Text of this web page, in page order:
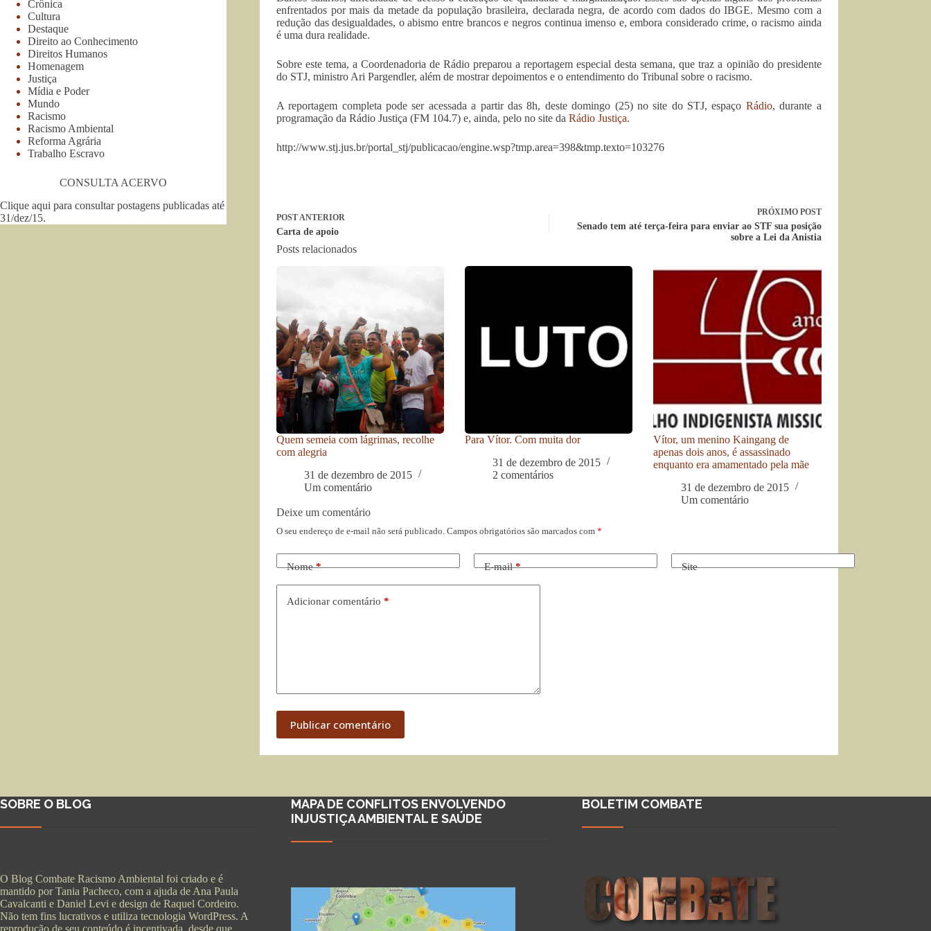
enfrentados por mais da metade da população brasileira, declarada negra, de acordo com dados do IBGE. Mesmo com a
redução das desigualdades, o abismo entre brancos e negros continua imenso e, embora considerado crime, o racismo ainda
é uma dura realidade.
Sobre este tema, a Coordenadoria de Rádio preparou a reportagem especial desta semana, que traz a opinião do presidente
do STJ, ministro Ari Pargendler, além de mostrar depoimentos e o entendimento do Tribunal sobre o racismo.
A reportagem completa pode ser acessada a partir das 8h, deste domingo (25) no site do STJ, espaço Rádio, durante a
programação da Rádio Justiça (FM 104.7) e, ainda, pelo no site da Rádio Justiça.
http://www.stj.jus.br/portal_stj/publicacao/engine.wsp?tmp.area=398&tmp.texto=103276
POSTANTERIOR
Carta de apoio
PRÓXIMO POST
Senado tem até terça-feira para enviar ao STF sua posição
sobre a Lei da Anistia
Posts relacionados
Quem semeia com lágrimas, recolhe
com alegria
31 de dezembro de 2015
Um comentário
Para Vítor. Com muita dor
31 de dezembro de 2015
2 comentários
Vítor, um menino Kaingang de
apenas dois anos, é assassinado
enquanto era amamentado pela mãe
31 de dezembro de 2015
Um comentário
Deixe um comentário
O seu endereço de e-mail não será publicado. Campos obrigatórios são marcados com *
Nome* E-mail* Site
Adicionar comentário *
Publicar comentário
Crônica
Cultura
Destaque
Direito ao Conhecimento
Direitos Humanos
Homenagem
Justiça
Mídia e Poder
Mundo
Racismo
Racismo Ambiental
Reforma Agrária
Trabalho Escravo
CONSULTA ACERVO
Clique aqui para consultar postagens publicadas até
31/dez/15.
SOBRE O BLOG
O Blog Combate Racismo Ambiental foi criado e é
mantido por Tania Pacheco, com a ajuda de Ana Paula
Cavalcanti e Daniel Levi e design de Raquel Cordeiro.
Não tem fins lucrativos e utiliza tecnologia WordPress. A
reprodução de seu conteúdo é incentivada, desde que
MAPA DE CONFLITOS ENVOLVENDO
INJUSTIÇA AMBIENTAL E SAÚDE
BOLETIM COMBATE